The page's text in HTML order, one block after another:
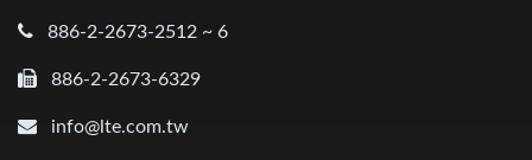
886-2-2673-2512 ~ 6
886-2-2673-6329
info@lte.com.tw